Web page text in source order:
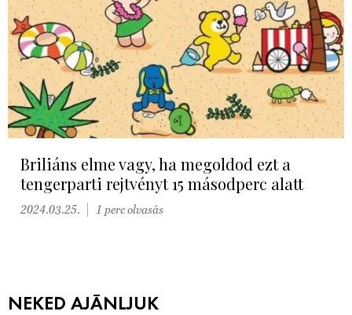
Briliáns elme vagy, ha megoldod ezt a
tengerparti rejtvényt 15 másodperc alatt
2024.03.25. 1 perc olvasás
NEKED AJÁNLJUK